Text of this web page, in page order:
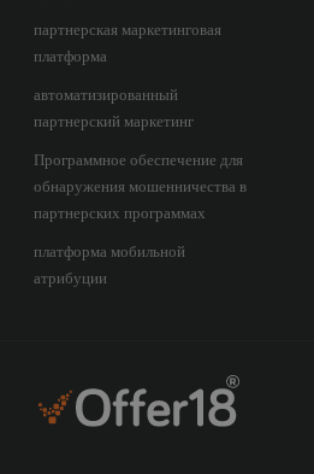
партнерская маркетинговая
платформа
автоматизированный
партнерский маркетинг
Программное обеспечение для
обнаружения мошенничества в
партнерских программах
платформа мобильной
атрибуции